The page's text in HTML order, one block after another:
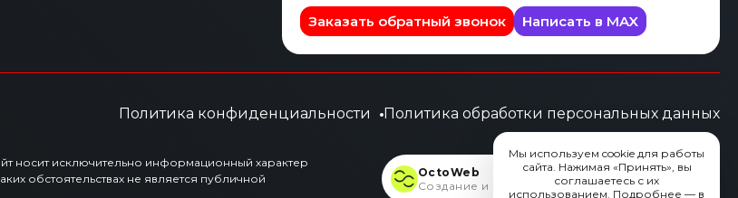
Заказать обратный звонок Написать в MAX
Политика конфиденциальности Политика обработки персональных данных
носит исключительно информационный характер
обстоятельствах не является публичной
OctoWeb
Создание и продвижение сайтов
Мы используем cookie для работы
сайта. Нажимая «Принять», вы
соглашаетесь с их
использованием. Подробнее — в